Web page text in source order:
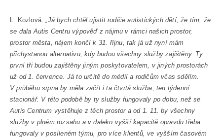
L. Kozlová:
„Já bych chtěl ujistit rodiče autistických dětí, že tím, že
se dala Autis Centru výpověď z nájmu v rámci našich prostor,
prostor města, nájem končí k 31. říjnu, tak já už nyní mám
přichystanou alternativu, kdy budou všechny služby zajištěny. Ty
první tři budou zajištěny jiným poskytovatelem, v jiných prostorách
už od 1. července. Já to určitě do médií a rodičům včas sdělím.
V průběhu srpna by měla začít i ta čtvrtá služba, ten týdenní
stacionář. V této podobě by ty služby fungovaly po dobu, než se
Autis Centrum vystěhuje z těch prostor a od 1. 11. by všechny
služby v plném rozsahu a v daleko vyšší kapacitě opravdu třeba
fungovaly v posíleném týmu, pro více klientů, ve vyšším časovém